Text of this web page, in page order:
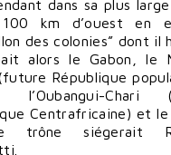
dans sa plus
km d’ouest en
des colonies” dont il
alors le Gabon, le
République
l’Oubangui-Chari
Centrafricaine) et le
trône siégerait